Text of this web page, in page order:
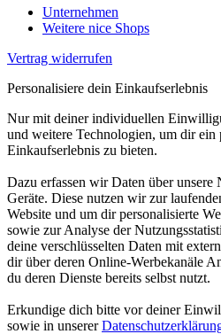
Unternehmen
Weitere nice Shops
Vertrag widerrufen
Personalisiere dein Einkaufserlebnis
Nur mit deiner individuellen
und weitere Technologien, um dir ein
Einkaufserlebnis zu bieten.
Dazu erfassen wir Daten über unsere
Geräte. Diese nutzen wir zur
Website und um dir personalisierte
sowie zur Analyse der
deine verschlüsselten Daten mit
dir über deren Online-Werbekanäle
du deren Dienste bereits selbst nutzt.
Erkundige dich bitte vor deiner
sowie in unserer